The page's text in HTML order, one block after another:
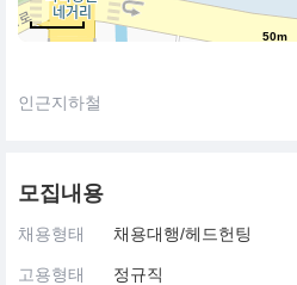
50m
인근지하철
모집내용
채용형태 채용대행/헤드헌팅
고용형태 정규직